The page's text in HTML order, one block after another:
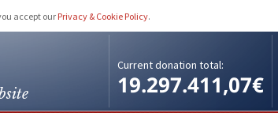
accept ourPrivacy & Cookie Policy.
Current donation total:
19.297.411,07€